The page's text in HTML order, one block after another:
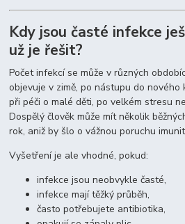
Kdy jsou časté infekce
už je řešit?
Počet infekcí se může v různých
objevuje v zimě, po nástupu do nového
při péči o malé děti, po velkém stresu
Dospělý člověk může mít několik
rok, aniž by šlo o vážnou poruchu
Vyšetření je ale vhodné, pokud:
infekce jsou neobvykle časté,
infekce mají těžký průběh,
často potřebujete antibiotika,